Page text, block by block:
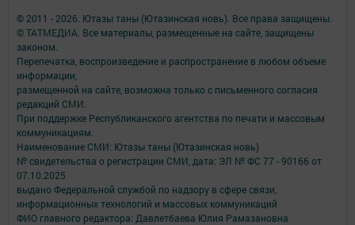
© 2011 - 2026. Ютазы таны (Ютазинская новь). Все права защищены.
© ТАТМЕДИА. Все материалы, размещенные на сайте, защищены
законом.
Перепечатка, воспроизведение и распространение в любом объеме
информации,
размещенной на сайте, возможна только с письменного согласия
редакций СМИ.
При поддержке Республиканского агентства по печати и массовым
коммуникациям.
Наименование СМИ: Ютазы таны (Ютазинская новь)
№ свидетельства о регистрации СМИ, дата: ЭЛ № ФС 77 - 90166 от
07.10.2025
выдано Федеральной службой по надзору в сфере связи,
информационных технологий и массовых коммуникаций
ФИО главного редактора: Давлетбаева Юлия Рамазановна